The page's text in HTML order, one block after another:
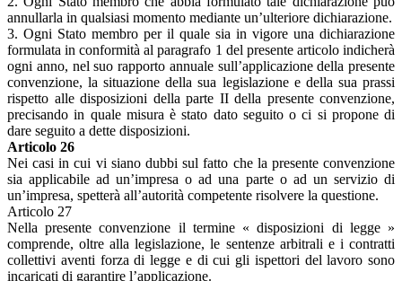
annullarla in qualsiasi momento mediante un’ulteriore dichiarazione.
3. Ogni Stato membro per il quale sia in vigore una dichiarazione
formulata in conformità al paragrafo 1 del presente articolo indicherà
ogni anno, nel suo rapporto annuale sull’applicazione della presente
convenzione, la situazione della sua legislazione e della sua prassi
rispetto alle disposizioni della parte II della presente convenzione,
precisando in quale misura è stato dato seguito o ci si propone di
dare seguito a dette disposizioni.
Articolo 26
Nei casi in cui vi siano dubbi sul fatto che la presente convenzione
sia applicabile ad un’impresa o ad una parte o ad un servizio di
un’impresa, spetterà all’autorità competente risolvere la questione.
Articolo 27
Nella presente convenzione il termine « disposizioni di legge »
comprende, oltre alla legislazione, le sentenze arbitrali e i contratti
collettivi aventi forza di legge e di cui gli ispettori del lavoro sono
incaricati di garantire l’applicazione.